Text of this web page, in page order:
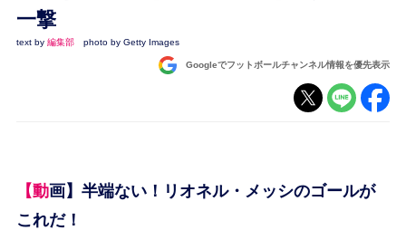
ナショナルチーム
一撃
text by 編集部 photo by Getty Images
Googleでフットボールチャンネル情報を優先表示
【動画】半端ない！リオネル・メッシのゴールが
これだ！